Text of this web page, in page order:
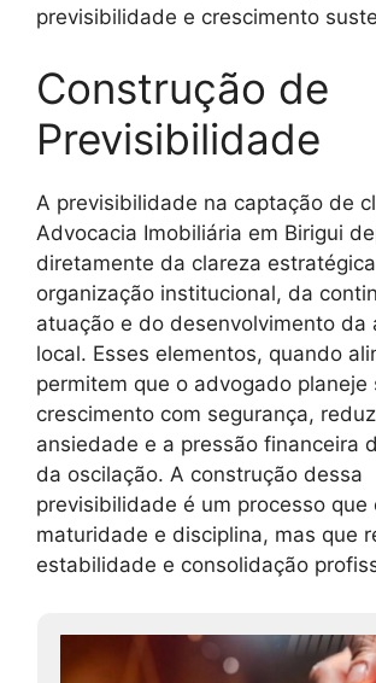
previsibilidade e crescimento
Construção de
Previsibilidade
A previsibilidade na captação de
Advocacia Imobiliária em Birigui
diretamente da clareza
organização institucional, da
atuação e do desenvolvimento da
local. Esses elementos, quando
permitem que o advogado planeje
crescimento com segurança,
ansiedade e a pressão financeira
da oscilação. A construção dessa
previsibilidade é um processo que
maturidade e disciplina, mas que
estabilidade e consolidação